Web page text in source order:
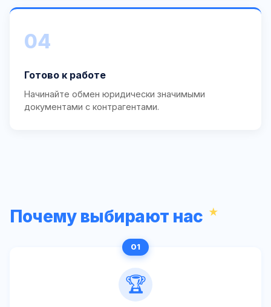
04
Готово к работе
Начинайте обмен юридически значимыми
документами с контрагентами.
Почему выбирают нас
🏆